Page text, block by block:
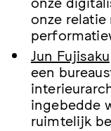
onze relatie
Jun Fujisaku
een
ingebedde
ruimtelijk